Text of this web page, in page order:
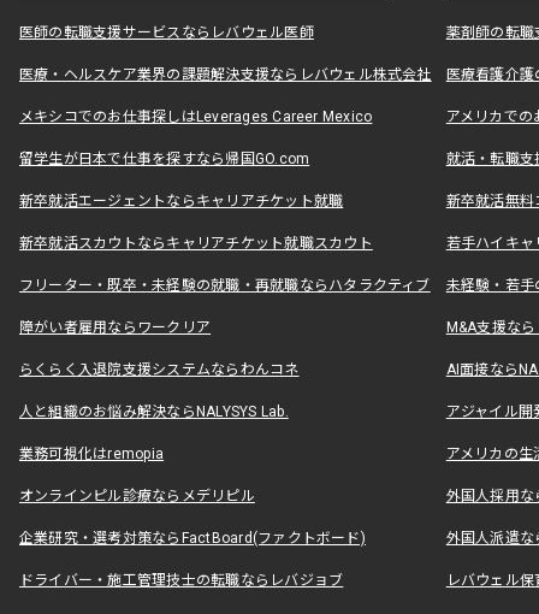
医師の転職支援サービスならレバウェル医師 薬剤師の転
医療・ヘルスケア業界の課題解決支援ならレバウェル株式会社 医療看護介
メキシコでのお仕事探しはLeverages Career Mexico アメリカで
留学生が日本で仕事を探すなら帰国GO.com 就活・転職
新卒就活エージェントならキャリアチケット就職 新卒就活無料
新卒就活スカウトならキャリアチケット就職スカウト 若手ハイキ
フリーター・既卒・未経験の就職・再就職ならハタラクティブ 未経験・若手
障がい者雇用ならワークリア M&A支援な
らくらく入退院支援システムならわんコネ AI面接なら
人と組織のお悩み解決ならNALYSYS Lab. アジャイル
業務可視化はremopia アメリカの
オンラインピル診療ならメデリピル 外国人採用
企業研究・選考対策ならFactBoard(ファクトボード) 外国人派遣な
ドライバー・施工管理技士の転職ならレバジョブ レバウェル